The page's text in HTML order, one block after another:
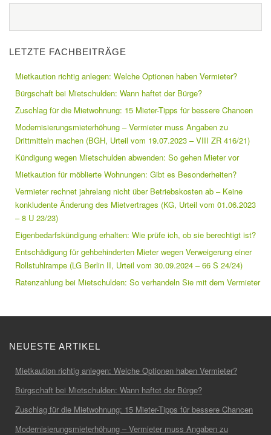
LETZTE FACHBEITRÄGE
Mietkaution richtig anlegen: Welche Optionen haben Vermieter?
Bürgschaft bei Mietschulden: Wann haftet der Bürge?
Zuschlag für die Mietwohnung: 15 Mieter-Tipps für bessere Chancen
Modernisierungsmieterhöhung – Vermieter muss Angaben zu
Drittmitteln machen (BGH, Urteil vom 19.07.2023 – VIII ZR 416/21)
Kündigung wegen Mietschulden abwenden: So gehen Mieter vor
Mietkaution für möblierte Wohnungen: Gibt es Besonderheiten?
Vermieter rechnet jahrelang nicht über Betriebskosten ab – Keine
konkludente Änderung des Mietvertrages (KG, Urteil vom 01.06.2023
– 8 U 23/23)
Eigenbedarfskündigung erhalten: Wie prüfe ich, ob sie berechtigt ist?
Entschädigung für gehbehinderten Mieter wegen Verweigerung einer
Rollstuhlrampe (LG Berlin II, Urteil vom 30.09.2024 – 66 S 24/24)
Ratenzahlung bei Mietschulden: So verhandeln Sie mit dem Vermieter
NEUESTE ARTIKEL
Mietkaution richtig anlegen: Welche Optionen haben Vermieter?
Bürgschaft bei Mietschulden: Wann haftet der Bürge?
Zuschlag für die Mietwohnung: 15 Mieter-Tipps für bessere Chancen
Modernisierungsmieterhöhung – Vermieter muss Angaben zu